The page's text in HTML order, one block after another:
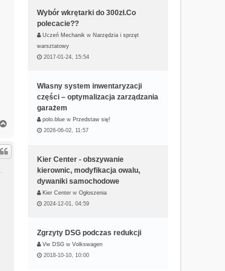
g
r
Wybór wkrętarki do 300zł.Co
polecacie??
Uczeń Mechanik w Narzędzia i sprzęt
warsztatowy
2017-01-24, 15:54
Własny system inwentaryzacji
części – optymalizacja zarządzania
garażem
polo.blue w Przedstaw się!
2026-06-02, 11:57
Kier Center - obszywanie
kierownic, modyfikacja owalu,
dywaniki samochodowe
Kier Center w Ogłoszenia
2024-12-01, 04:59
Zgrzyty DSG podczas redukcji
Vw DSG w Volkswagen
2018-10-10, 10:00